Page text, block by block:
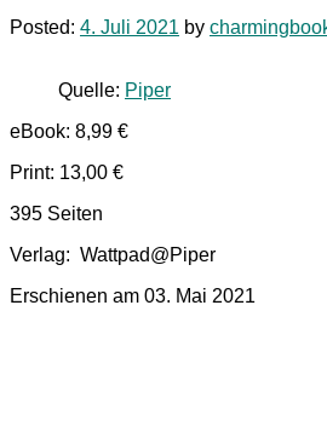
Posted: 4. Juli 2021 by
Quelle: Piper
eBook: 8,99 €
Print: 13,00 €
395 Seiten
Verlag: ‎ Wattpad@Piper
Erschienen am 03. Mai 2021